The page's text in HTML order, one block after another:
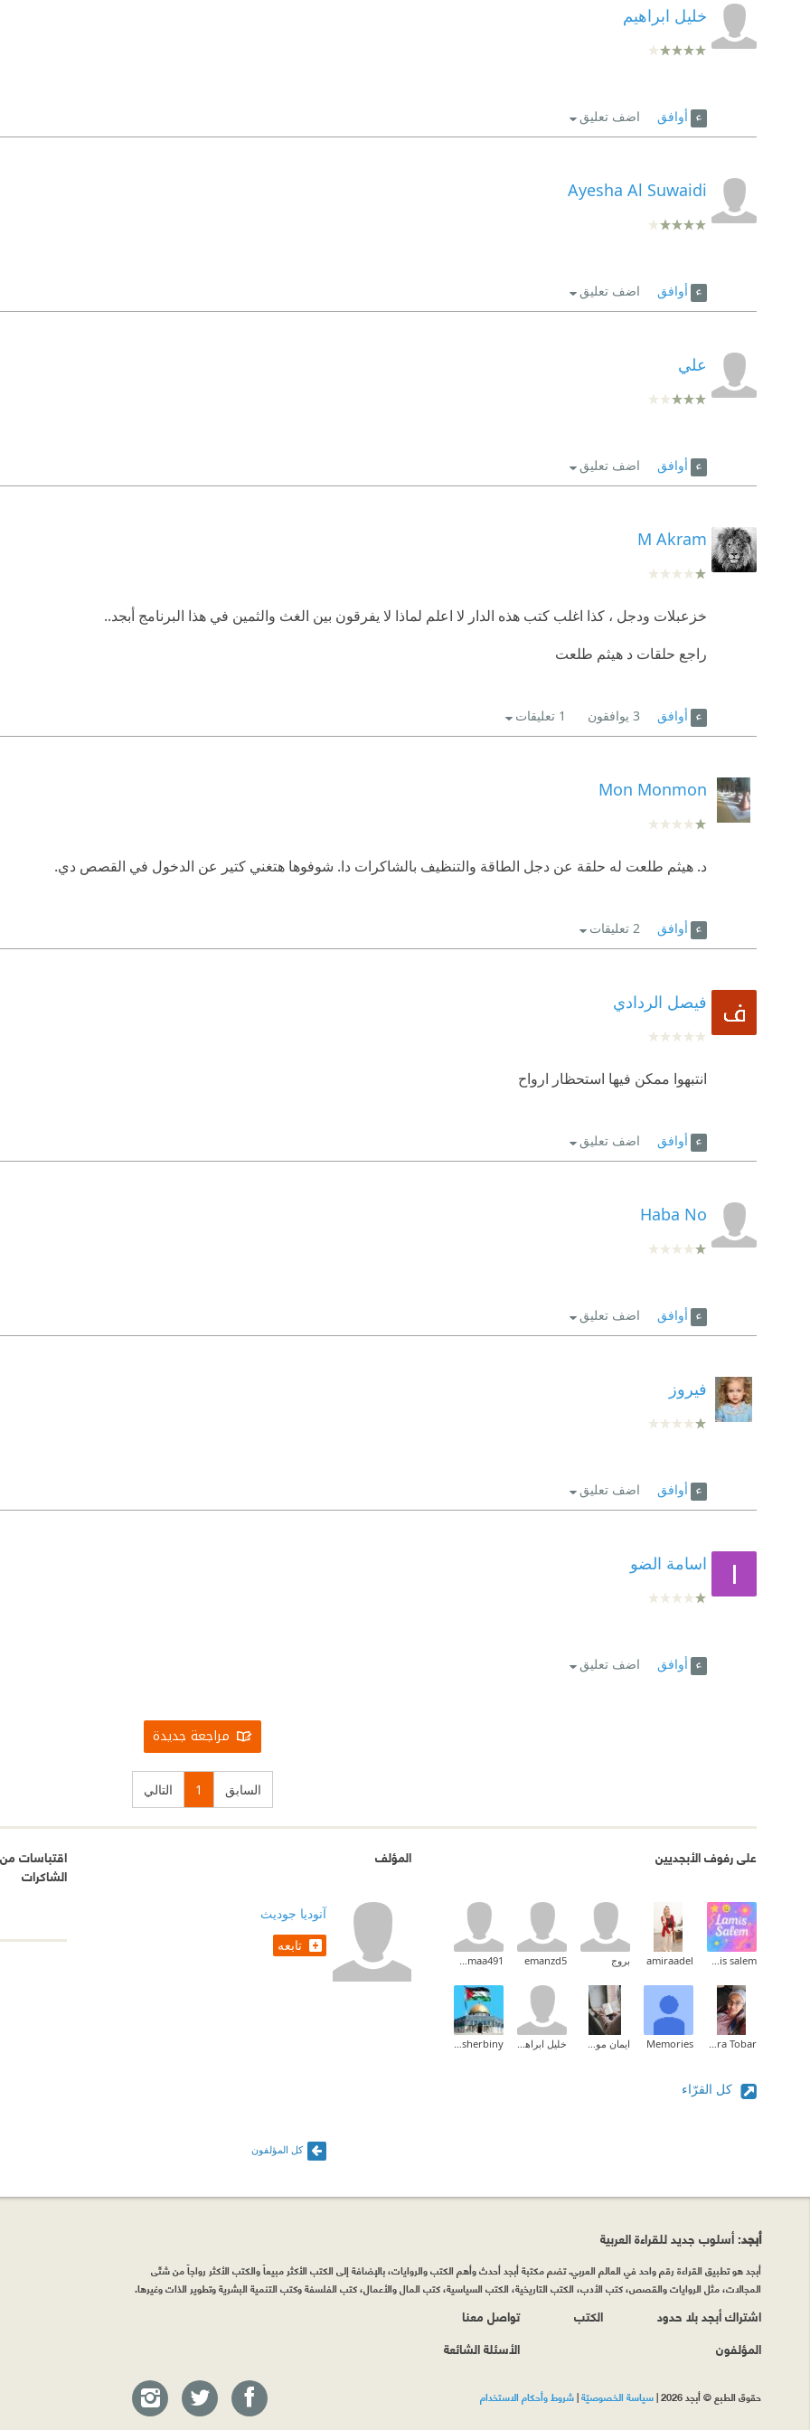
خليل ابراهيم
أوافق اضف تعليق
Ayesha Al Suwaidi
أوافق اضف تعليق
علي
أوافق اضف تعليق
M Akram
خزعبلات ودجل ، كذا اغلب كتب هذه الدار لا اعلم لماذا لا يفرقون بين الغث والثمين في هذا البرنامج أبجد..
راجع حلقات د هيثم طلعت
أوافق 3 يوافقون 1 تعليقات
Mon Monmon
د. هيثم طلعت له حلقة عن دجل الطاقة والتنظيف بالشاكرات دا. شوفوها هتغني كتير عن الدخول في القصص دي.
أوافق 2 تعليقات
فيصل الردادي
انتبهوا ممكن فيها استحظار ارواح
أوافق اضف تعليق
Haba No
أوافق اضف تعليق
فيروز
أوافق اضف تعليق
اسامة الضو
أوافق اضف تعليق
مراجعة جديدة
السابق 1 التالي
على رفوف الأبجديين
lamis salem
amiraadel بروج emanzd5
medogomaa491
Sara Tobar
Memories ايمان موسى خليل ابراهيم Shady Elsherbiny
كل القرّاء
المؤلف
آنوديا جوديث
تابعه
كل المؤلفون
اقتباسات من
الشاكرات
أبجد: أسلوب جديد للقراءة العربية
أبجد هو تطبيق القراءة رقم واحد في العالم العربي. تضم مكتبة أبجد أحدث وأهم الكتب والروايات، بالإضافة إلى الكتب الأكثر مبيعاً والكتب الأكثر رواجاً من شتّى
المجالات، مثل الروايات والقصص، كتب الأدب، الكتب التاريخية، الكتب السياسية، كتب المال والأعمال، كتب الفلسفة وكتب التنمية البشرية وتطوير الذات وغيرها.
اشتراك أبجد بلا حدود
المؤلفون
الكتب
تواصل معنا
الأسئلة الشائعة
حقوق الطبع © أبجد 2026 |سياسة الخصوصيّة|شروط وأحكام الاستخدام